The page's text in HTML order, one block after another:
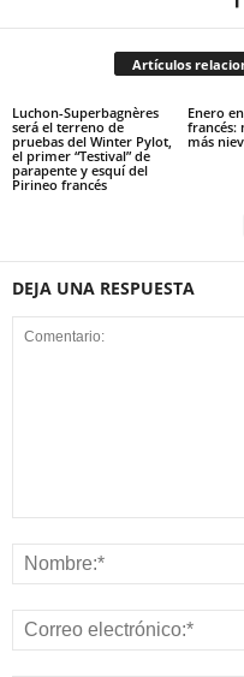
Artículos
Luchon-Superbagnères
será el terreno de
pruebas del Winter Pylot,
el primer “Testival” de
parapente y esquí del
Pirineo francés
Enero
francés:
más
DEJA UNA RESPUESTA